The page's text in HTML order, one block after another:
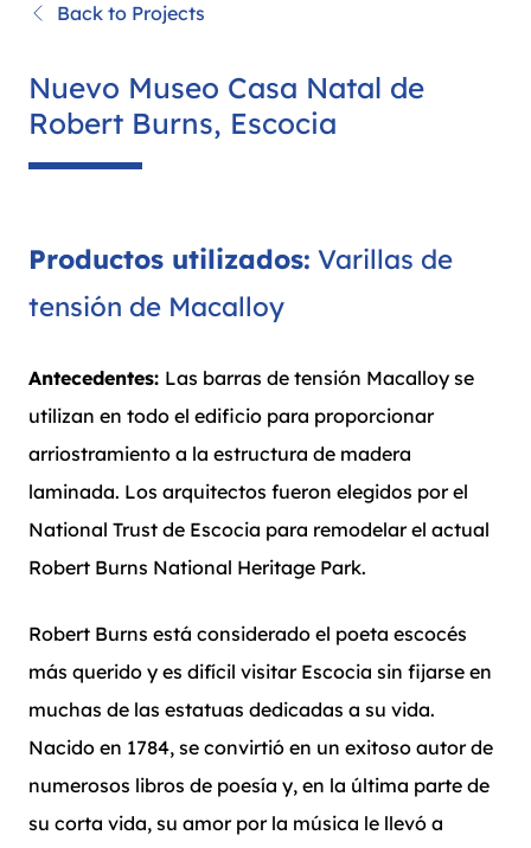
Back to Projects
Nuevo Museo Casa Natal de
Robert Burns, Escocia
Productos utilizados: Varillas de
tensión de Macalloy
Antecedentes: Las barras de tensión Macalloy se
utilizan en todo el edificio para proporcionar
arriostramiento a la estructura de madera
laminada. Los arquitectos fueron elegidos por el
National Trust de Escocia para remodelar el actual
Robert Burns National Heritage Park.
Robert Burns está considerado el poeta escocés
más querido y es difícil visitar Escocia sin fijarse en
muchas de las estatuas dedicadas a su vida.
Nacido en 1784, se convirtió en un exitoso autor de
numerosos libros de poesía y, en la última parte de
su corta vida, su amor por la música le llevó a